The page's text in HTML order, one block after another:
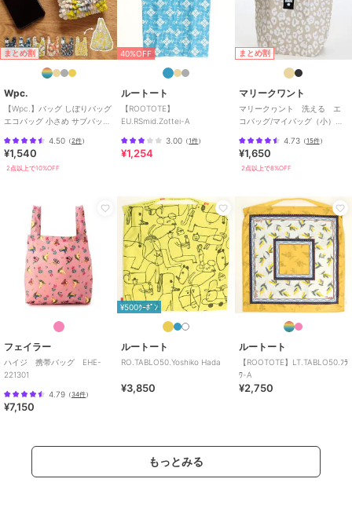
まとめ割
Wpc.
【Wpc.】バッグ しぼりバッグ
エコバッグ 小さめ サブバッグ
ース
4.50 （2件）
¥1,540
2点以上で10%OFF
40%OFF
ルートート
【ROOTOTE】
EU.RSmid.Zottei-A
3.00 （1件）
¥1,254
まとめ割
マリークワント
マリークヮント 洗える エ
コバッグ/マイバッグ（小）レ
4.73（15件）
¥1,650
2点以上で8%OFF
フェイラー
ハイジ 携帯バッグ EHE-
221301
4.79 （34件）
¥7,150
¥500ｸｰﾎﾟﾝ
ルートート
RO.TABLO50.Yoshiko Hada
¥3,850
ルートート
【ROOTOTE】LT.TABLO50.ﾌﾗ
ﾜ-A
¥2,750
もっとみる